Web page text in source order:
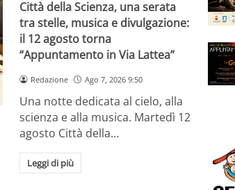
Città della Scienza, una serata
tra stelle, musica e divulgazione:
il 12 agosto torna
“Appuntamento in Via Lattea”
Redazione Ago 7, 2026 9:50
Una notte dedicata al cielo, alla
scienza e alla musica. Martedì 12
agosto Città della…
Leggi di più